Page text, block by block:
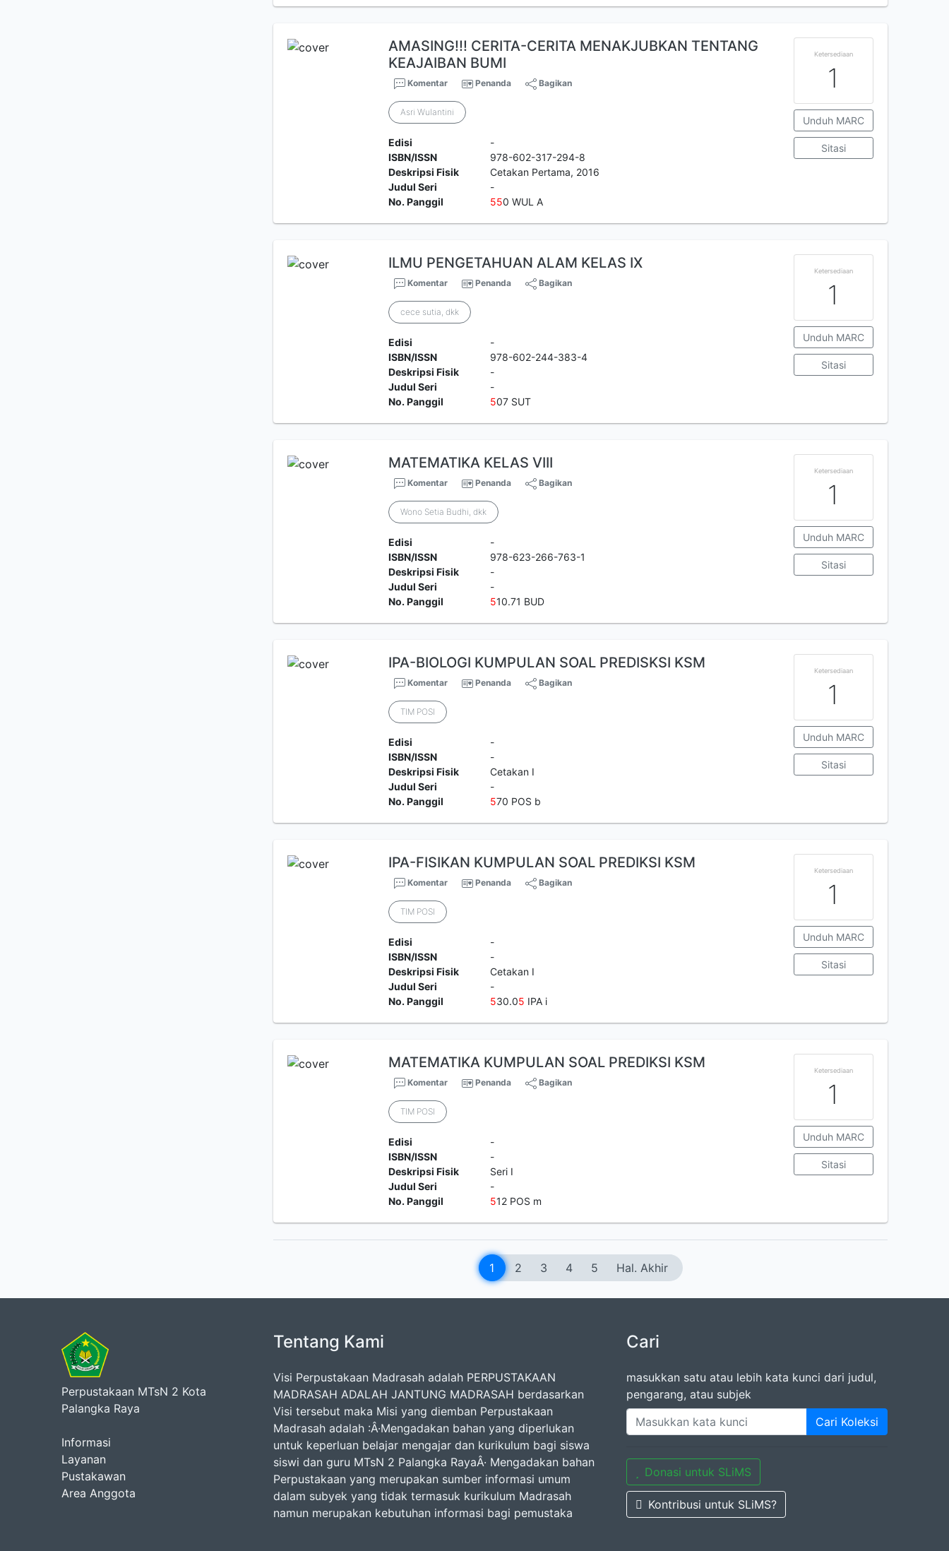
AMASING!!! CERITA-CERITA MENAKJUBKAN TENTANG
KEAJAIBAN BUMI
Komentar Penanda Bagikan
Asri Wulantini
Edisi
-
ISBN/ISSN
978-602-317-294-8
Deskripsi Fisik
Cetakan Pertama, 2016
Judul Seri
-
No. Panggil
550 WUL A
Ketersediaan
1
Unduh MARC
Sitasi
ILMU PENGETAHUAN ALAM KELAS IX
Komentar Penanda Bagikan
cece sutia, dkk
Edisi
-
ISBN/ISSN
978-602-244-383-4
Deskripsi Fisik
-
Judul Seri
-
No. Panggil
507 SUT
Ketersediaan
1
Unduh MARC
Sitasi
MATEMATIKA KELAS VIII
Komentar Penanda Bagikan
Wono Setia Budhi, dkk
Edisi
-
ISBN/ISSN
978-623-266-763-1
Deskripsi Fisik
-
Judul Seri
-
No. Panggil
510.71 BUD
Ketersediaan
1
Unduh MARC
Sitasi
IPA-BIOLOGI KUMPULAN SOAL PREDISKSI KSM
Komentar Penanda Bagikan
TIM POSI
Edisi
-
ISBN/ISSN
-
Deskripsi Fisik
Cetakan I
Judul Seri
-
No. Panggil
570 POS b
Ketersediaan
1
Unduh MARC
Sitasi
IPA-FISIKAN KUMPULAN SOAL PREDIKSI KSM
Komentar Penanda Bagikan
TIM POSI
Edisi
-
ISBN/ISSN
-
Deskripsi Fisik
Cetakan I
Judul Seri
-
No. Panggil
530.05 IPA i
Ketersediaan
1
Unduh MARC
Sitasi
MATEMATIKA KUMPULAN SOAL PREDIKSI KSM
Komentar Penanda Bagikan
TIM POSI
Edisi
-
ISBN/ISSN
-
Deskripsi Fisik
Seri I
Judul Seri
-
No. Panggil
512 POS m
Ketersediaan
1
Unduh MARC
Sitasi
1 2 3 4 5 Hal. Akhir
Perpustakaan MTsN 2 Kota
Palangka Raya
Informasi
Layanan
Pustakawan
Area Anggota
Tentang Kami
Visi Perpustakaan Madrasah adalah PERPUSTAKAAN
MADRASAH ADALAH JANTUNG MADRASAH berdasarkan
Visi tersebut maka Misi yang diemban Perpustakaan
Madrasah adalah :Â·Mengadakan bahan yang diperlukan
untuk keperluan belajar mengajar dan kurikulum bagi siswa
siswi dan guru MTsN 2 Palangka RayaÂ· Mengadakan bahan
Perpustakaan yang merupakan sumber informasi umum
dalam subyek yang tidak termasuk kurikulum Madrasah
namun merupakan kebutuhan informasi bagi pemustaka
Cari
masukkan satu atau lebih kata kunci dari judul,
pengarang, atau subjek
Cari Koleksi
Donasi untuk SLiMS
Kontribusi untuk SLiMS?